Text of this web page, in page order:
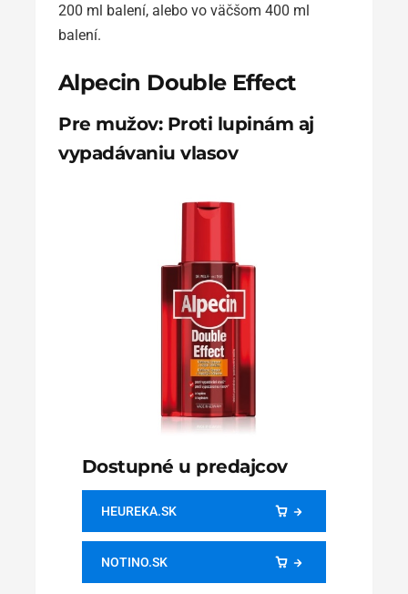
200 ml balení, alebo vo väčšom 400 ml
balení.
Alpecin Double Effect
Pre mužov: Proti lupinám aj
vypadávaniu vlasov
Dostupné u predajcov
HEUREKA.SK
NOTINO.SK